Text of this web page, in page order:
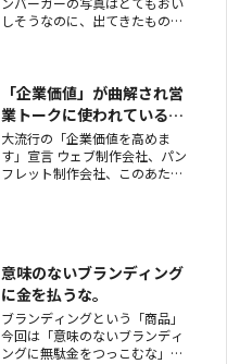
しそうなのに、出てきたものは
が、やはり大元の企業が諸悪の
根源です。もっと言うとそれを
プロデュースしているブランド
演出の企業が戦犯であり共犯で
「企業価値」が曲解され営
業トークに使われている現
状
大流行の「企業価値を高めま
す」宣言 ウェブ制作会社、パン
フレット制作会社、このあたり
でしょうか？ 「パンフレットを
意味のないブランディング
に金を払うな。
ブランディングという「商品」
今回は「意味のないブランディ
ングに無駄金をつっこむな」と